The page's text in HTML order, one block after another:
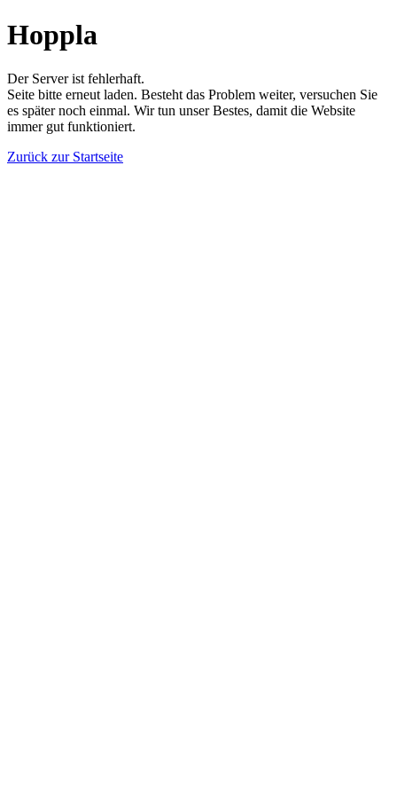
Hoppla
Der Server ist fehlerhaft.
Seite bitte erneut laden. Besteht das Problem weiter, versuchen Sie
es später noch einmal. Wir tun unser Bestes, damit die Website
immer gut funktioniert.
Zurück zur Startseite